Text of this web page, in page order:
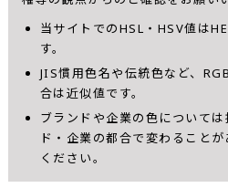
当サイトでのHSL・HSV値は
す。
JIS慣用色名や伝統色など、
合は近似値です。
ブランドや企業の色について
ド・企業の都合で変わること
ください。